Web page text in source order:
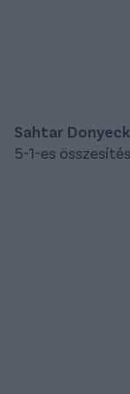
Sahtar
5-1-es